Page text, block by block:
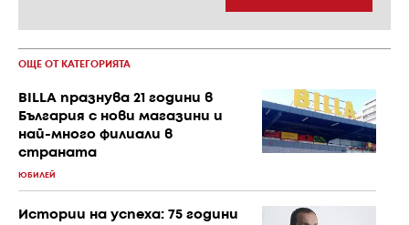
ОЩЕ ОТ КАТЕГОРИЯТА
BILLA празнува 21 години в
България с нови магазини и
най-много филиали в
страната
ЮБИЛЕЙ
Истории на успеха: 75 години